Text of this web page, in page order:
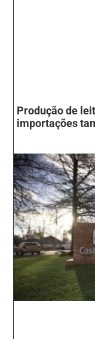
Produção de
importações